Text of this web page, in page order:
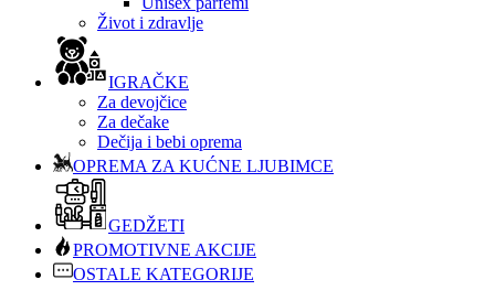
Život i zdravlje
IGRAČKE
Za devojčice
Za dečake
Dečija i bebi oprema
OPREMA ZA KUĆNE LJUBIMCE
GEDŽETI
PROMOTIVNE AKCIJE
OSTALE KATEGORIJE